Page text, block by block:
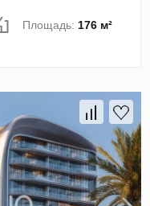
Площадь: 176 м²